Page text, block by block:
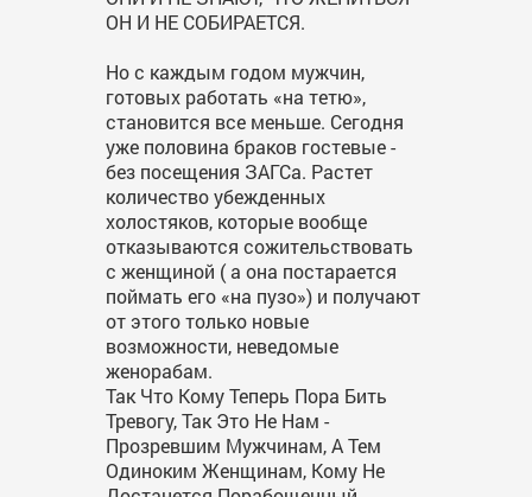
ОН И НЕ СОБИРАЕТСЯ.
Но с каждым годом мужчин,
готовых работать «на тетю»,
становится все меньше. Сегодня
уже половина браков гостевые -
без посещения ЗАГСа. Растет
количество убежденных
холостяков, которые вообще
отказываются сожительствовать
с женщиной ( а она постарается
поймать его «на пузо») и получают
от этого только новые
возможности, неведомые
женорабам.
Так Что Кому Теперь Пора Бить
Тревогу, Так Это Не Нам -
Прозревшим Мужчинам, А Тем
Одиноким Женщинам, Кому Не